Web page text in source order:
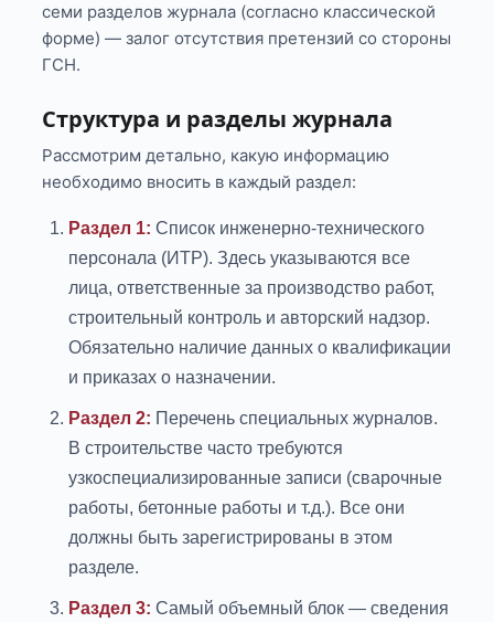
семи разделов журнала (согласно классической
форме) — залог отсутствия претензий со стороны
ГСН.
Структура и разделы журнала
Рассмотрим детально, какую информацию
необходимо вносить в каждый раздел:
Раздел 1: Список инженерно-технического
персонала (ИТР). Здесь указываются все
лица, ответственные за производство работ,
строительный контроль и авторский надзор.
Обязательно наличие данных о квалификации
и приказах о назначении.
Раздел 2: Перечень специальных журналов.
В строительстве часто требуются
узкоспециализированные записи (сварочные
работы, бетонные работы и т.д.). Все они
должны быть зарегистрированы в этом
разделе.
Раздел 3: Самый объемный блок — сведения